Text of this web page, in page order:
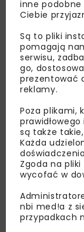
Lubisz
nas
zaproszenia
dedykowane
Zapoznałam/
Regulaminem
podany przeze
inne podobne
Ciebie
Są to pliki
pomagają
serwisu,
go,
prezentować
reklamy.
Poza plikami,
są także
Każda
Zgoda na
wycofać w
nbi med!a z
przypadkach